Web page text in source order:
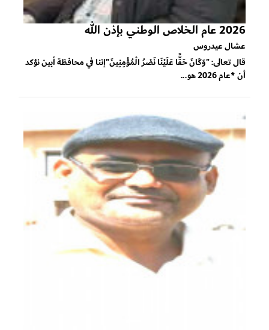
2026 عام الخلاص الوطني بإذن الله
عشال عيدروس
قال تعالى: "وَكَانَ حَقًّا عَلَيْنَا نَصْرُ الْمُؤْمِنِينَ"إننا في محافظة أبين نؤكد
أن *عام 2026 هو...